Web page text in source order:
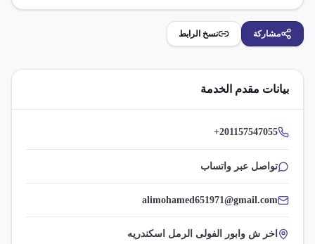
مشاركة نسخ الرابط
بيانات مقدم الخدمة
+201157547055
تواصل عبر واتساب
alimohamed651971@gmail.com
اخر ش وابور الفولى الرمل اسكندريه